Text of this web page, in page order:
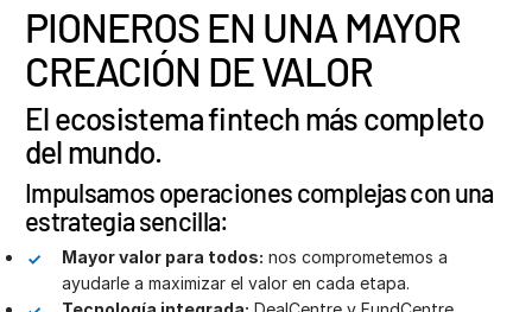
Recursos
Sobre nosotros
Contáctanos
La empresa
Español
English
SOLICITAR UNA DEMOSTRACIÓN
PIONEROS EN UNA MAYOR
CREACIÓN DE VALOR
El ecosistema fintech más completo
del mundo.
Impulsamos operaciones complejas con una
estrategia sencilla:
Mayor valor para todos: nos comprometemos a
ayudarle a maximizar el valor en cada etapa.